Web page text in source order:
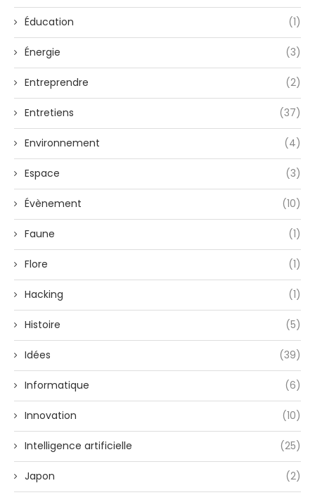
Éducation (1)
Énergie (3)
Entreprendre (2)
Entretiens (37)
Environnement (4)
Espace (3)
Évènement (10)
Faune (1)
Flore (1)
Hacking (1)
Histoire (5)
Idées (39)
Informatique (6)
Innovation (10)
Intelligence artificielle (25)
Japon (2)